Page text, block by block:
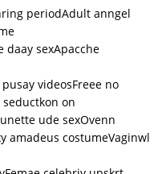
periodAdult anngel
daay sexApacche
videosFreee no
on
ude sexOvenn
amadeus costumeVaginwl